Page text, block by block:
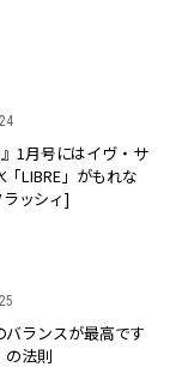
』1月号にはイヴ・サ
LIBRE」がもれな
ラッシィ]
ランスが最高です
の法則